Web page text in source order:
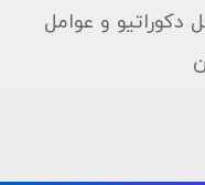
و عوامل